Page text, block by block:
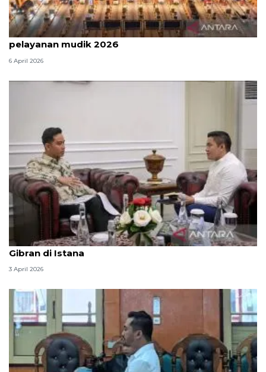
Survei: 88,8 persen responden puas dengan
pelayanan mudik 2026
6 April 2026
Seskab Teddy silaturahmi Idul Fitri ke Wapres
Gibran di Istana
3 April 2026